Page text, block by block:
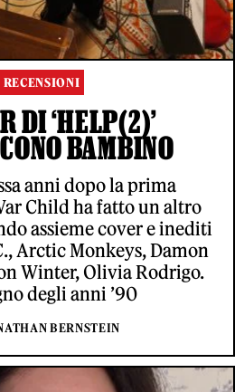
RECENSIONI
DI ‘HELP(2)’
BAMBINO
anni dopo la prima
Child ha fatto un altro
assieme cover e inediti
Arctic Monkeys, Damon
Winter, Olivia Rodrigo.
degli anni ’90
BERNSTEIN